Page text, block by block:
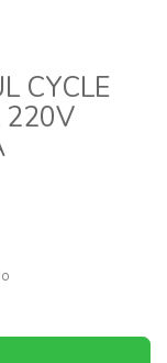
CYCLE
220V